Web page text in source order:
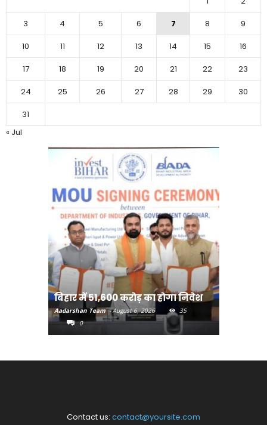
3
4 5 6 7 8
9
10
11 12 13 14 15
16
17
18 19 20 21 22
23
24
25 26 27 28 29
30
31
« Jul
बिहार में 51,600 करोड़ का होगा निवेश
Aadarshan Team - August 6, 2026
35
0
Contact us: contact@yoursite.com